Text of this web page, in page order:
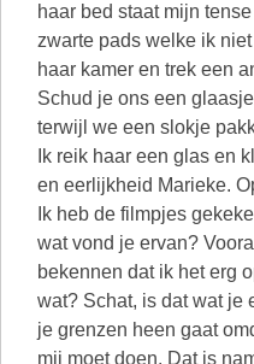
haar bed staat mijn
zwarte pads welke ik
haar kamer en trek een
Schud je ons een
terwijl we een slokje
Ik reik haar een glas en
en eerlijkheid Marieke.
Ik heb de filmpjes
wat vond je ervan?
bekennen dat ik het erg
wat? Schat, is dat wat je
je grenzen heen gaat
mij moet doen. Dat is